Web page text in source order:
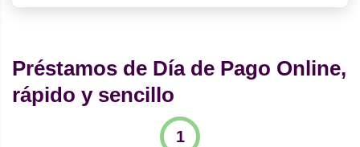
Préstamos de Día de Pago Online,
rápido y sencillo